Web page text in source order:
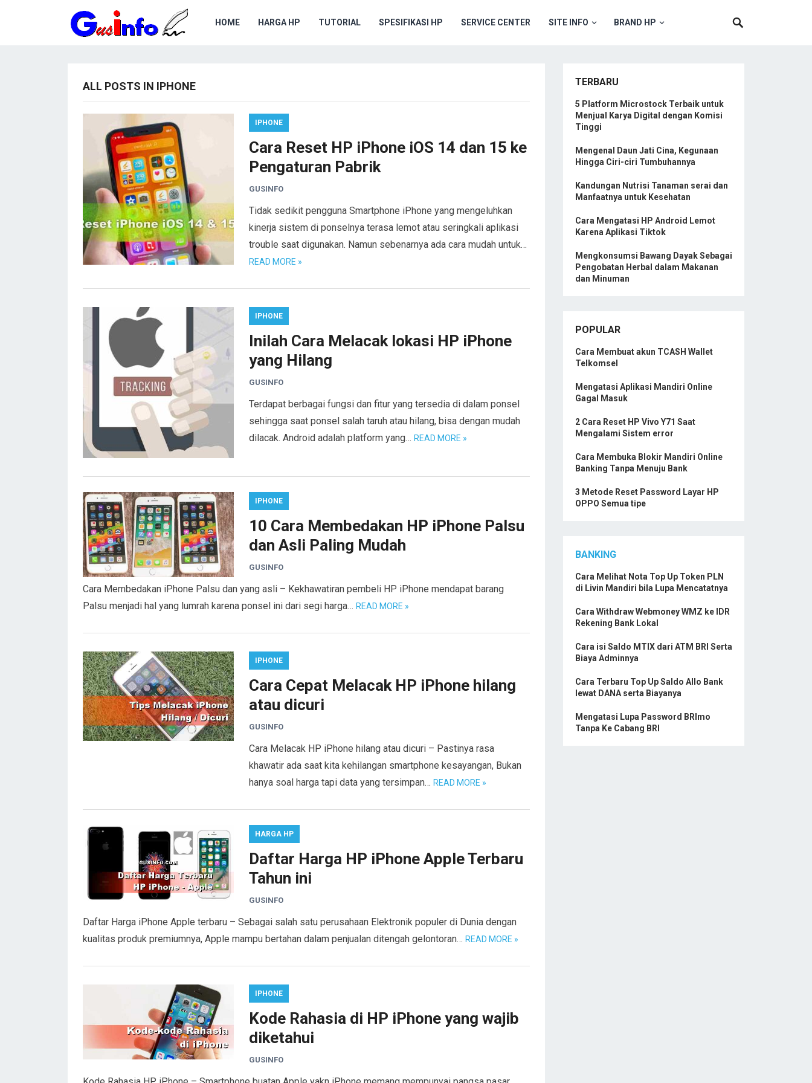
HOME HARGA HP TUTORIAL SPESIFIKASI HP SERVICE CENTER SITE INFO BRAND HP
ALL POSTS IN IPHONE
IPHONE
Cara Reset HP iPhone iOS 14 dan 15 ke
Pengaturan Pabrik
GUSINFO
Tidak sedikit pengguna Smartphone iPhone yang mengeluhkan
kinerja sistem di ponselnya terasa lemot atau seringkali aplikasi
trouble saat digunakan. Namun sebenarnya ada cara mudah untuk…
READ MORE »
IPHONE
Inilah Cara Melacak lokasi HP iPhone
yang Hilang
GUSINFO
Terdapat berbagai fungsi dan fitur yang tersedia di dalam ponsel
sehingga saat ponsel salah taruh atau hilang, bisa dengan mudah
dilacak. Android adalah platform yang… READ MORE »
IPHONE
10 Cara Membedakan HP iPhone Palsu
dan Asli Paling Mudah
GUSINFO
Cara Membedakan iPhone Palsu dan yang asli – Kekhawatiran pembeli HP iPhone mendapat barang
Palsu menjadi hal yang lumrah karena ponsel ini dari segi harga… READ MORE »
IPHONE
Cara Cepat Melacak HP iPhone hilang
atau dicuri
GUSINFO
Cara Melacak HP iPhone hilang atau dicuri – Pastinya rasa
khawatir ada saat kita kehilangan smartphone kesayangan, Bukan
hanya soal harga tapi data yang tersimpan… READ MORE »
HARGA HP
Daftar Harga HP iPhone Apple Terbaru
Tahun ini
GUSINFO
Daftar Harga iPhone Apple terbaru – Sebagai salah satu perusahaan Elektronik populer di Dunia dengan
kualitas produk premiumnya, Apple mampu bertahan dalam penjualan ditengah gelontoran… READ MORE »
IPHONE
Kode Rahasia di HP iPhone yang wajib
diketahui
GUSINFO
TERBARU
5 Platform Microstock Terbaik untuk
Menjual Karya Digital dengan Komisi
Tinggi
Mengenal Daun Jati Cina, Kegunaan
Hingga Ciri-ciri Tumbuhannya
Kandungan Nutrisi Tanaman serai dan
Manfaatnya untuk Kesehatan
Cara Mengatasi HP Android Lemot
Karena Aplikasi Tiktok
Mengkonsumsi Bawang Dayak Sebagai
Pengobatan Herbal dalam Makanan
dan Minuman
POPULAR
Cara Membuat akun TCASH Wallet
Telkomsel
Mengatasi Aplikasi Mandiri Online
Gagal Masuk
2 Cara Reset HP Vivo Y71 Saat
Mengalami Sistem error
Cara Membuka Blokir Mandiri Online
Banking Tanpa Menuju Bank
3 Metode Reset Password Layar HP
OPPO Semua tipe
BANKING
Cara Melihat Nota Top Up Token PLN
di Livin Mandiri bila Lupa Mencatatnya
Cara Withdraw Webmoney WMZ ke IDR
Rekening Bank Lokal
Cara isi Saldo MTIX dari ATM BRI Serta
Biaya Adminnya
Cara Terbaru Top Up Saldo Allo Bank
lewat DANA serta Biayanya
Mengatasi Lupa Password BRImo
Tanpa Ke Cabang BRI